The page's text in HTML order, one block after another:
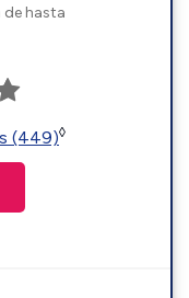
de hasta
(449)◊